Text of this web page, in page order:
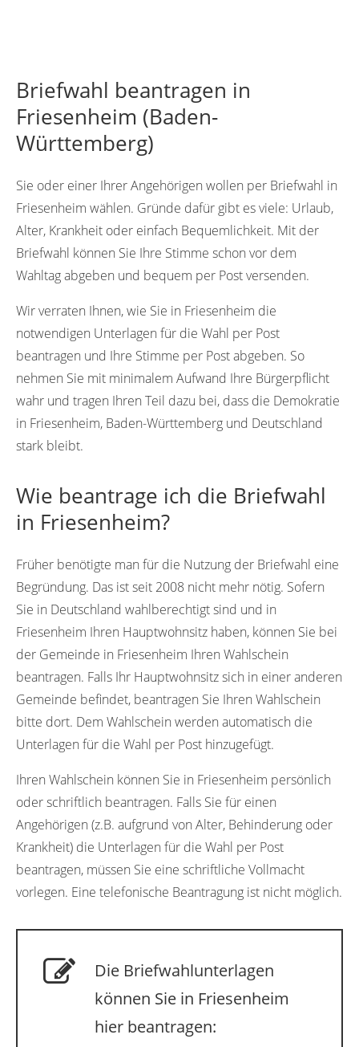
Briefwahl beantragen in
Friesenheim (Baden-
Württemberg)
Sie oder einer Ihrer Angehörigen wollen per Briefwahl in
Friesenheim wählen. Gründe dafür gibt es viele: Urlaub,
Alter, Krankheit oder einfach Bequemlichkeit. Mit der
Briefwahl können Sie Ihre Stimme schon vor dem
Wahltag abgeben und bequem per Post versenden.
Wir verraten Ihnen, wie Sie in Friesenheim die
notwendigen Unterlagen für die Wahl per Post
beantragen und Ihre Stimme per Post abgeben. So
nehmen Sie mit minimalem Aufwand Ihre Bürgerpflicht
wahr und tragen Ihren Teil dazu bei, dass die Demokratie
in Friesenheim, Baden-Württemberg und Deutschland
stark bleibt.
Wie beantrage ich die Briefwahl
in Friesenheim?
Früher benötigte man für die Nutzung der Briefwahl eine
Begründung. Das ist seit 2008 nicht mehr nötig. Sofern
Sie in Deutschland wahlberechtigt sind und in
Friesenheim Ihren Hauptwohnsitz haben, können Sie bei
der Gemeinde in Friesenheim Ihren Wahlschein
beantragen. Falls Ihr Hauptwohnsitz sich in einer anderen
Gemeinde befindet, beantragen Sie Ihren Wahlschein
bitte dort. Dem Wahlschein werden automatisch die
Unterlagen für die Wahl per Post hinzugefügt.
Ihren Wahlschein können Sie in Friesenheim persönlich
oder schriftlich beantragen. Falls Sie für einen
Angehörigen (z.B. aufgrund von Alter, Behinderung oder
Krankheit) die Unterlagen für die Wahl per Post
beantragen, müssen Sie eine schriftliche Vollmacht
vorlegen. Eine telefonische Beantragung ist nicht möglich.
Die Briefwahlunterlagen
können Sie in Friesenheim
hier beantragen: